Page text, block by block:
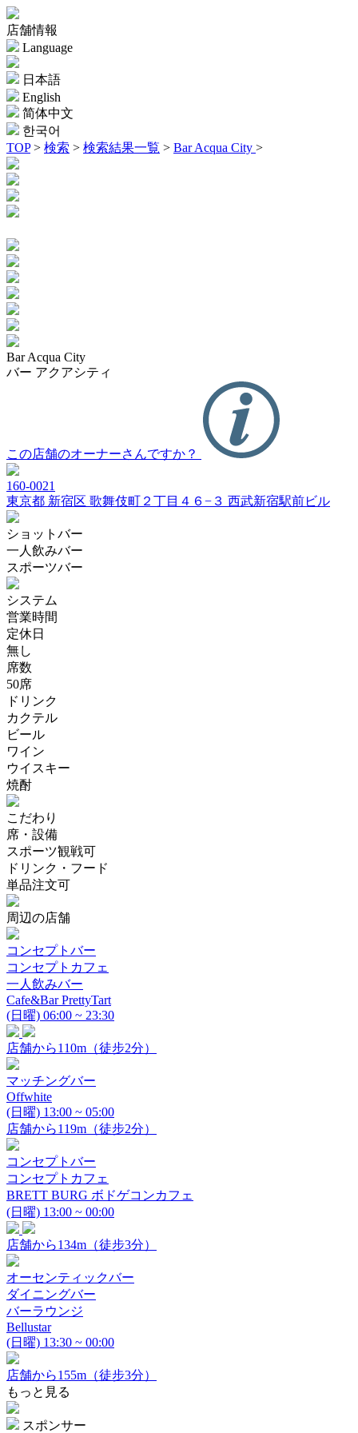
店舗情報
Language
日本語
English
简体中文
한국어
TOP> 検索 > 検索結果一覧 > Bar Acqua City >
Bar Acqua City
バー アクアシティ
この店舗のオーナーさんですか？
160-0021
東京都 新宿区 歌舞伎町２丁目４６−３ 西武新宿駅前ビル
ショットバー
一人飲みバー
スポーツバー
システム
営業時間
定休日
無し
席数
50席
ドリンク
カクテル
ビール
ワイン
ウイスキー
焼酎
こだわり
席・設備
スポーツ観戦可
ドリンク・フード
単品注文可
周辺の店舗
コンセプトバー
コンセプトカフェ
一人飲みバー
Cafe&Bar PrettyTart
(日曜) 06:00 ~ 23:30
店舗から110m（徒步2分）
マッチングバー
Offwhite
(日曜) 13:00 ~ 05:00
店舗から119m（徒步2分）
コンセプトバー
コンセプトカフェ
BRETT BURG ボドゲコンカフェ
(日曜) 13:00 ~ 00:00
店舗から134m（徒步3分）
オーセンティックバー
ダイニングバー
バーラウンジ
Bellustar
(日曜) 13:30 ~ 00:00
店舗から155m（徒步3分）
もっと見る
スポンサー